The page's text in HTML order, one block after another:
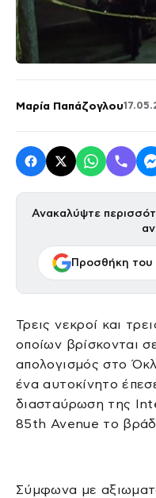
Μαρία Παπάζογλου
Ανακαλύψτε
Προσθήκη του
Τρεις νεκροί και
οποίων βρίσκονται
απολογισμός στο
ένα αυτοκίνητο
διασταύρωση της
85th Avenue το
Σύμφωνα με